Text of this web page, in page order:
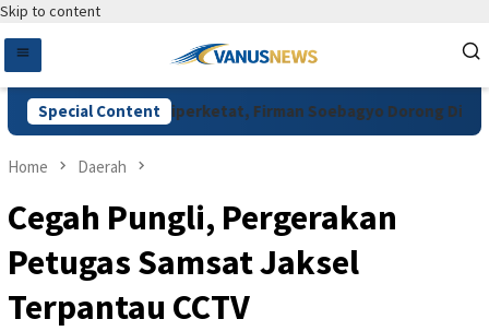
Skip to content
Special Content
Pupuk Subsidi Diperketat, Firman Soebagyo Dorong Digitalisasi
Home Daerah
Cegah Pungli, Pergerakan
Petugas Samsat Jaksel
Terpantau CCTV